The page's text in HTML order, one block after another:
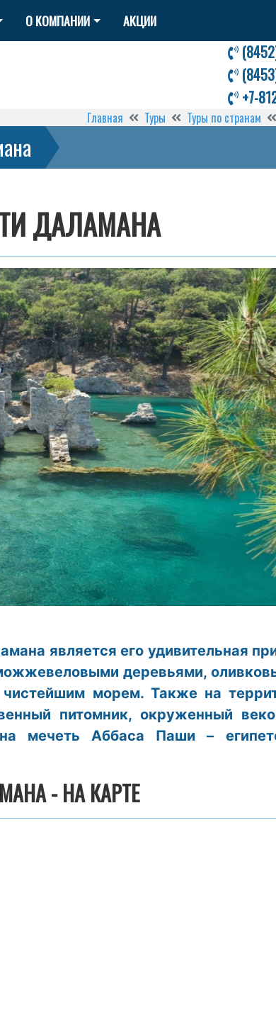
О КОМПАНИИ АКЦИИ
+7-
Главная Туры Туры по странам
ДАЛАМАНА
является его удивительная
деревьями,
морем. Также на
питомник, окруженный
мечеть Аббаса Паши –
- НА КАРТЕ